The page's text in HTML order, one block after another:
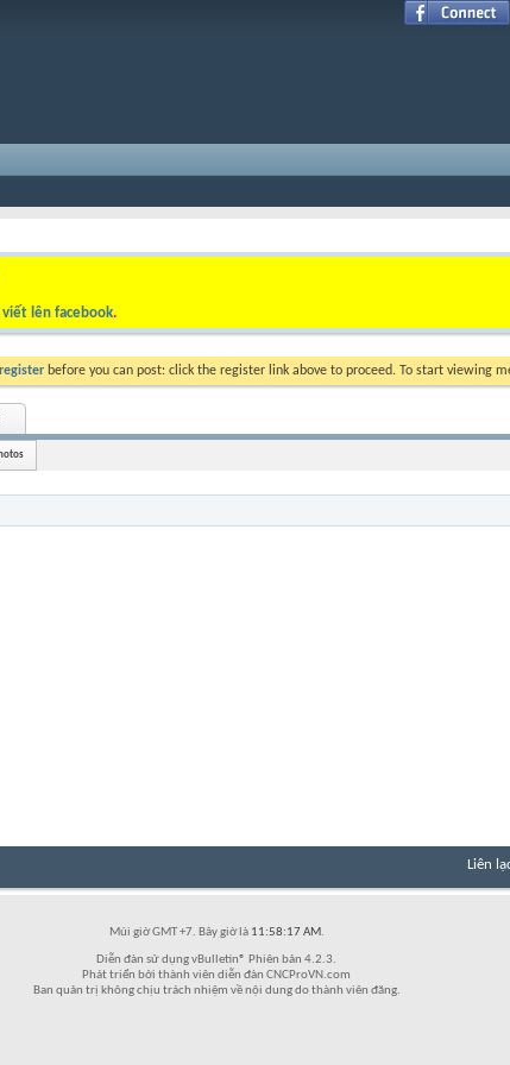
viết lên facebook.
register before you can post: click the register link above to proceed. To start
Liên
Múi giờ GMT +7. Bây giờ là 11:58:17 AM.
Diễn đàn sử dụng vBulletin® Phiên bản 4.2.3.
Phát triển bởi thành viên diễn đàn CNCProVN.com
Ban quản trị không chịu trách nhiệm về nội dung do thành viên đăng.